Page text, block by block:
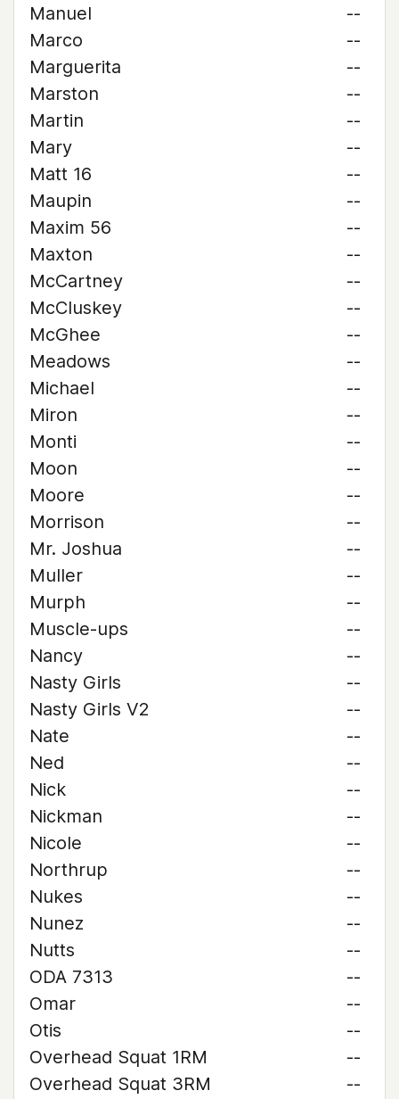
Manuel
--
Marco
--
Marguerita
--
Marston
--
Martin
--
Mary
--
Matt 16
--
Maupin
--
Maxim 56
--
Maxton
--
McCartney
--
McCluskey
--
McGhee
--
Meadows
--
Michael
--
Miron
--
Monti
--
Moon
--
Moore
--
Morrison
--
Mr. Joshua
--
Muller
--
Murph
--
Muscle-ups
--
Nancy
--
Nasty Girls
--
Nasty Girls V2
--
Nate
--
Ned
--
Nick
--
Nickman
--
Nicole
--
Northrup
--
Nukes
--
Nunez
--
Nutts
--
ODA 7313
--
Omar
--
Otis
--
Overhead Squat 1RM
--
Overhead Squat 3RM
--